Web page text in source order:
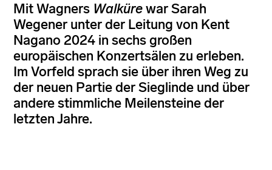
Mit Wagners Walkürewar Sarah
Wegener unter der Leitung von Kent
Nagano 2024 in sechs großen
europäischen Konzertsälen zu erleben.
Im Vorfeld sprach sie über ihren Weg zu
der neuen Partie der Sieglinde und über
andere stimmliche Meilensteine der
letzten Jahre.